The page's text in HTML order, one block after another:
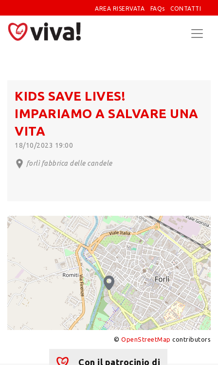
AREA RISERVATA FAQs CONTATTI
KIDS SAVE LIVES!
IMPARIAMO A SALVARE UNA
VITA
18/10/2023 19:00
forlì fabbrica delle candele
© OpenStreetMap contributors
Con il patrocinio di